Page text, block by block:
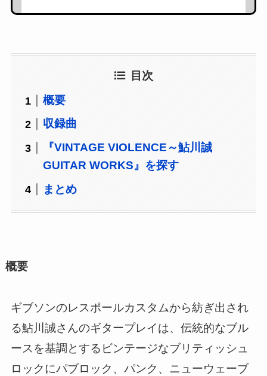
目次
概要
収録曲
『VINTAGE VIOLENCE～鮎川誠
GUITAR WORKS』を探す
まとめ
概要
ギブソンのレスポールカスタムから紡ぎ出され
る鮎川誠さんのギタープレイは、伝統的なブル
ースを基調とするビンテージなブリティッシュ
ロックにパブロック、パンク、ニューウェーブ